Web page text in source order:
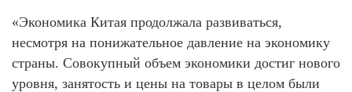
«Экономика Китая продолжала развиваться,
несмотря на понижательное давление на экономику
страны. Совокупный объем экономики достиг нового
уровня, занятость и цены на товары в целом были